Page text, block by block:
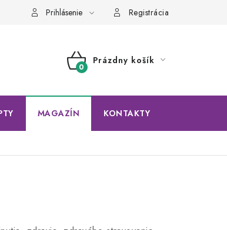
Prihlásenie Registrácia
NÁKUPNÝ
Prázdny košík
MAGAZÍN KONTAKTY